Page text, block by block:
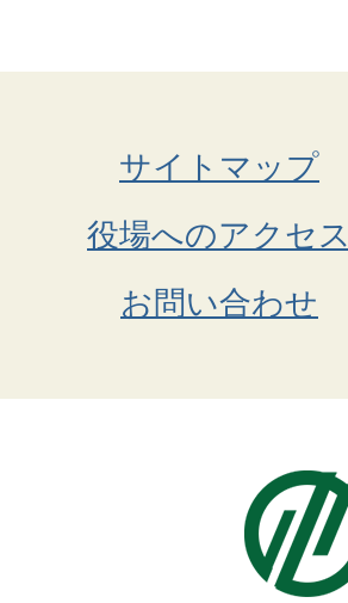
サイトマップ
役場へのアクセス
お問い合わせ